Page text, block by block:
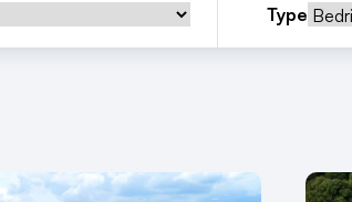
Type